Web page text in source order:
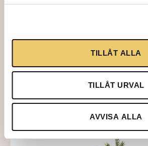
TILLÅT ALLA
TILLÅT URVAL
AVVISA ALLA
PLANT, Plastic calla lily
26,00kr
Add to cart